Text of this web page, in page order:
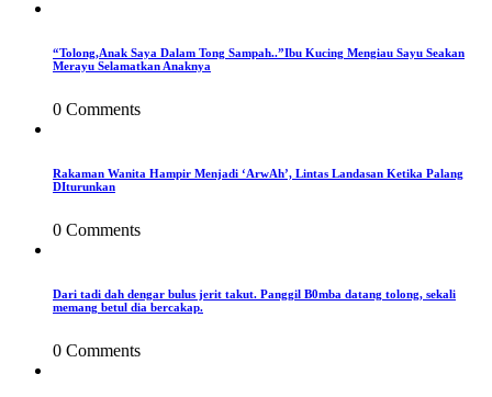
“Tolong,Anak Saya Dalam Tong Sampah..”Ibu Kucing Mengiau Sayu Seakan
Merayu Selamatkan Anaknya
0 Comments
Rakaman Wanita Hampir Menjadi ‘ArwAh’, Lintas Landasan Ketika Palang
DIturunkan
0 Comments
Dari tadi dah dengar bulus jerit takut. Panggil B0mba datang tolong, sekali
memang betul dia bercakap.
0 Comments